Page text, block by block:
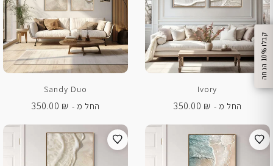
ק
ב
ל
ו
1
0
%
ה
נ
ח
ה
Ivory
החל מ -
350.00 ₪
Sandy Duo
החל מ -
350.00 ₪